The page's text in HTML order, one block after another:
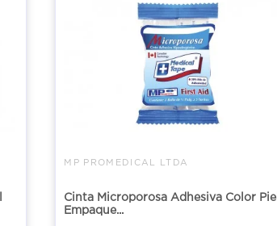
MP PROMEDICAL LTDA
Cinta Microporosa Adhesiva Color Piel
Empaque...